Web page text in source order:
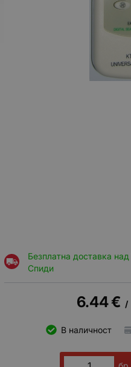
Безплатна доставка над
Спиди
6.44€ /
В наличност